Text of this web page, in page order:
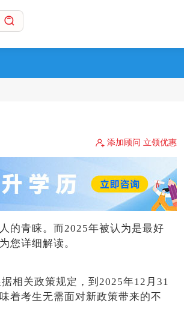
添加顾问 立领优惠
的青睐。而2025年被认为是最好
您详细解读。
相关政策规定，到2025年12月31
着考生无需面对新政策带来的不